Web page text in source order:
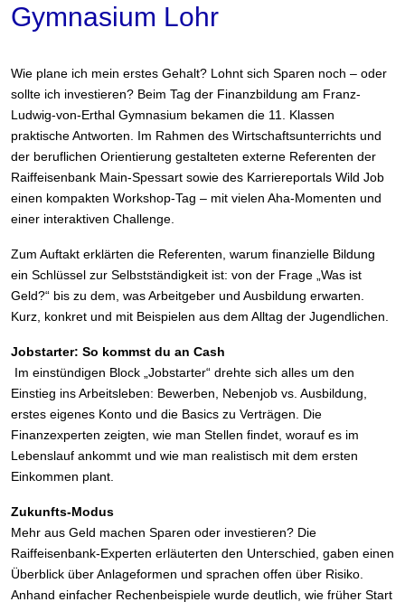
Gymnasium Lohr
Wie plane ich mein erstes Gehalt? Lohnt sich Sparen noch – oder
sollte ich investieren? Beim Tag der Finanzbildung am Franz-
Ludwig-von-Erthal Gymnasium bekamen die 11. Klassen
praktische Antworten. Im Rahmen des Wirtschaftsunterrichts und
der beruflichen Orientierung gestalteten externe Referenten der
Raiffeisenbank Main-Spessart sowie des Karriereportals Wild Job
einen kompakten Workshop-Tag – mit vielen Aha-Momenten und
einer interaktiven Challenge.
Zum Auftakt erklärten die Referenten, warum finanzielle Bildung
ein Schlüssel zur Selbstständigkeit ist: von der Frage „Was ist
Geld?“ bis zu dem, was Arbeitgeber und Ausbildung erwarten.
Kurz, konkret und mit Beispielen aus dem Alltag der Jugendlichen.
Jobstarter: So kommst du an Cash
Im einstündigen Block „Jobstarter“ drehte sich alles um den
Einstieg ins Arbeitsleben: Bewerben, Nebenjob vs. Ausbildung,
erstes eigenes Konto und die Basics zu Verträgen. Die
Finanzexperten zeigten, wie man Stellen findet, worauf es im
Lebenslauf ankommt und wie man realistisch mit dem ersten
Einkommen plant.
Zukunfts-Modus
Mehr aus Geld machen Sparen oder investieren? Die
Raiffeisenbank-Experten erläuterten den Unterschied, gaben einen
Überblick über Anlageformen und sprachen offen über Risiko.
Anhand einfacher Rechenbeispiele wurde deutlich, wie früher Start